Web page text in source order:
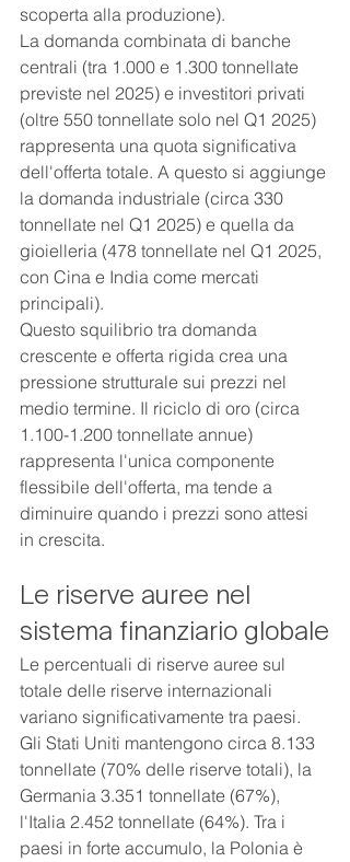
scoperta alla produzione).
La domanda combinata di banche
centrali (tra 1.000 e 1.300 tonnellate
previste nel 2025) e investitori privati
(oltre 550 tonnellate solo nel Q1 2025)
rappresenta una quota significativa
dell'offerta totale. A questo si aggiunge
la domanda industriale (circa 330
tonnellate nel Q1 2025) e quella da
gioielleria (478 tonnellate nel Q1 2025,
con Cina e India come mercati
principali).
Questo squilibrio tra domanda
crescente e offerta rigida crea una
pressione strutturale sui prezzi nel
medio termine. Il riciclo di oro (circa
1.100-1.200 tonnellate annue)
rappresenta l'unica componente
flessibile dell'offerta, ma tende a
diminuire quando i prezzi sono attesi
in crescita.
Le riserve auree nel
sistema finanziario globale
Le percentuali di riserve auree sul
totale delle riserve internazionali
variano significativamente tra paesi.
Gli Stati Uniti mantengono circa 8.133
tonnellate (70% delle riserve totali), la
Germania 3.351 tonnellate (67%),
l'Italia 2.452 tonnellate (64%). Tra i
paesi in forte accumulo, la Polonia è